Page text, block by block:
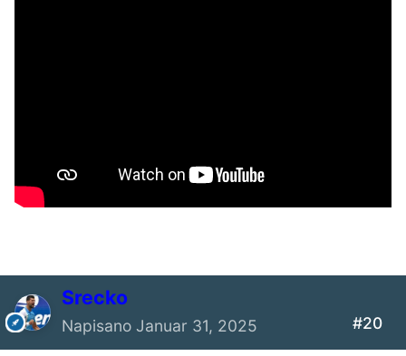
Srecko
Napisano Januar 31, 2025 #20